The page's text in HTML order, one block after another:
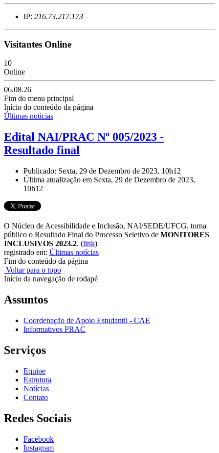
IP: 216.73.217.173
Visitantes Online
10
Online
06.08.26
Fim do menu principal
Início do conteúdo da página
Últimas notícias
Edital NAI/PRAC Nº 005/2023 -
Resultado final
Publicado: Sexta, 29 de Dezembro de 2023, 10h12
Última atualização em Sexta, 29 de Dezembro de 2023,
10h12
O Núcleo de Acessibilidade e Inclusão, NAI/SEDE/UFCG, torna
público o Resultado Final do Processo Seletivo de MONITORES
INCLUSIVOS 2023.2. (link)
registrado em: Últimas notícias
Fim do conteúdo da página
Voltar para o topo
Início da navegação de rodapé
Assuntos
Coordenação de Apoio Estudantil - CAE
Informativos PRAC
Serviços
Equipe
Estrutura
Notícias
Contato
Redes Sociais
Facebook
Instagram